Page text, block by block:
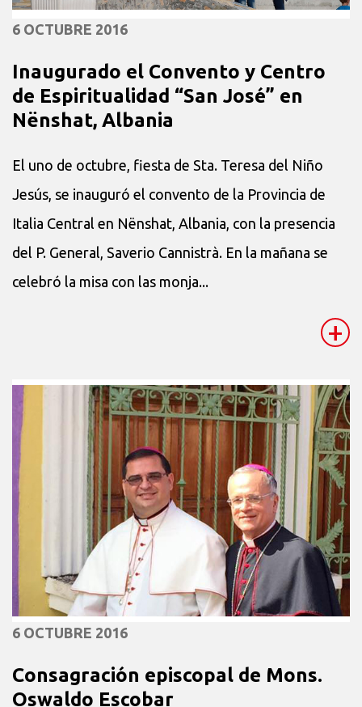
6 OCTUBRE 2016
Inaugurado el Convento y Centro
de Espiritualidad “San José” en
Nënshat, Albania
El uno de octubre, fiesta de Sta. Teresa del Niño
Jesús, se inauguró el convento de la Provincia de
Italia Central en Nënshat, Albania, con la presencia
del P. General, Saverio Cannistrà. En la mañana se
celebró la misa con las monja...
+
6 OCTUBRE 2016
Consagración episcopal de Mons.
Oswaldo Escobar